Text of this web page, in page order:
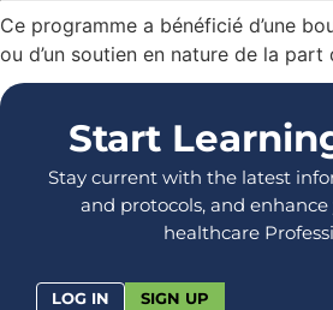
Ce programme a bénéficié d’une
ou d’un soutien en nature de la part
Start
Stay current with the latest
and protocols, and enhance
healthcare
LOG IN SIGN UP